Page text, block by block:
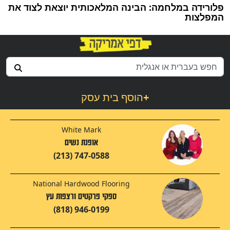
פלורידה במלחמה: הבינה המלאכותית יוצאת לצוד את
המפלצות
הוסף בית עסק+
White Mark
אופנת נשים
(213) 747-0588
National Hardwood Flooring
ספקי פרקטים ורצפות עץ
(818) 946-0199